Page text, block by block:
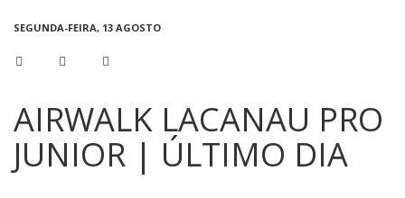
SEGUNDA-FEIRA, 13 AGOSTO
AIRWALK LACANAU PRO
JUNIOR | ÚLTIMO DIA